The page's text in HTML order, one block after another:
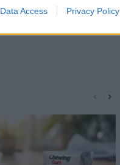
Data Access Privacy Policy